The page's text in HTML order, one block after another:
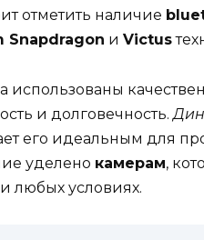
отметить наличие
Snapdragon и Victus
использованы
и долговечность.
его идеальным для
уделено камерам,
любых условиях.